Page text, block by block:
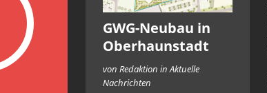
GWG-Neubau in
Oberhaunstadt
von Redaktion in Aktuelle
Nachrichten